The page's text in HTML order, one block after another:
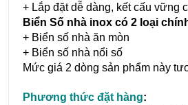
+ Lắp đặt dễ dàng, kết cấu vững
Biển Số nhà inox có 2 loại
+ Biển số nhà ăn mòn
+ Biển số nhà nổi số
Mức giá 2 dòng sản phẩm này
Phương thức đặt hàng: